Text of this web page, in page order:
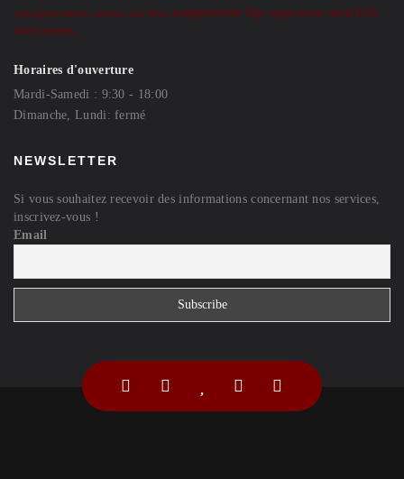
reprogrammation moteur seat ibiza suppression fap suppression vanne EGR
vitres teintées
Horaires d'ouverture
Mardi-Samedi : 9:30 - 18:00
Dimanche, Lundi: fermé
NEWSLETTER
Si vous souhaitez recevoir des informations concernant nos services,
inscrivez-vous !
Email